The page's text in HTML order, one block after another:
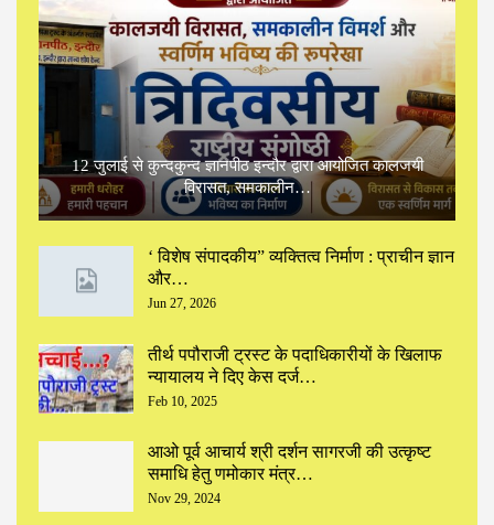
12 जुलाई से कुन्दकुन्द ज्ञानपीठ इन्दौर द्वारा आयोजित कालजयी
विरासत, समकालीन…
‘ विशेष संपादकीय” ‌व्यक्तित्व निर्माण : प्राचीन ज्ञान
और…
Jun 27, 2026
तीर्थ पपौराजी ट्रस्ट के पदाधिकारीयों के खिलाफ
न्यायालय ने दिए केस दर्ज…
Feb 10, 2025
आओ पूर्व आचार्य श्री दर्शन सागरजी की उत्कृष्ट
समाधि हेतु णमोकार मंत्र…
Nov 29, 2024